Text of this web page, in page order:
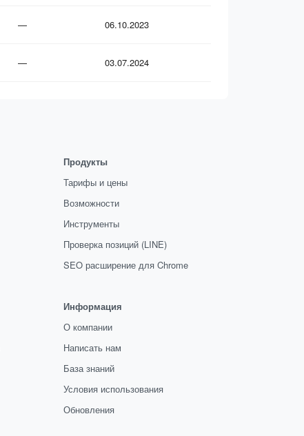
— 06.10.2023
— 03.07.2024
Продукты
Тарифы и цены
Возможности
Инструменты
Проверка позиций (LINE)
SEO расширение для Chrome
Информация
О компании
Написать нам
База знаний
Условия использования
Обновления